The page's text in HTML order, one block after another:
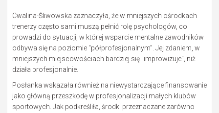
Cwalina-Śliwowska zaznaczyła, że w mniejszych ośrodkach
trenerzy często sami muszą pełnić rolę psychologów, co
prowadzi do sytuacji, w której wsparcie mentalne zawodników
odbywa się na poziomie "półprofesjonalnym". Jej zdaniem, w
mniejszych miejscowościach bardziej się "improwizuje", niż
działa profesjonalnie.
Posłanka wskazała również na niewystarczające finansowanie
jako główną przeszkodę w profesjonalizacji małych klubów
sportowych. Jak podkreśliła, środki przeznaczane zarówno